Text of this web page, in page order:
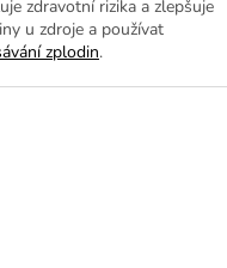
zdravotní rizika a zlepšuje
u zdroje a používat
zplodin.